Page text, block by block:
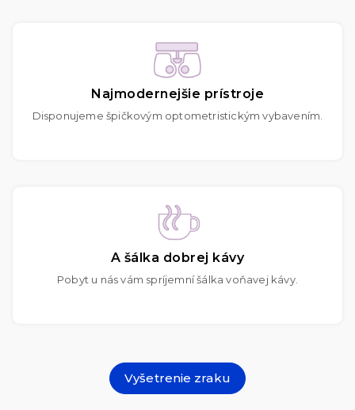
Najmodernejšie prístroje
Disponujeme špičkovým optometristickým vybavením.
A šálka dobrej kávy
Pobyt u nás vám spríjemní šálka voňavej kávy.
Vyšetrenie zraku